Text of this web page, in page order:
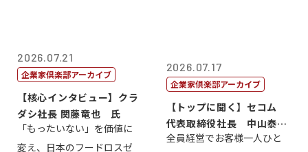
2026.07.21
企業家倶楽部アーカイブ
【核心インタビュー】クラ
ダシ社長 関藤竜也 氏
「もったいない」を価値に
変え、日本のフードロスゼ
2026.07.17
企業家倶楽部アーカイブ
【トップに聞く】セコム
代表取締役社長 中山泰
男
全員経営でお客様一人ひと